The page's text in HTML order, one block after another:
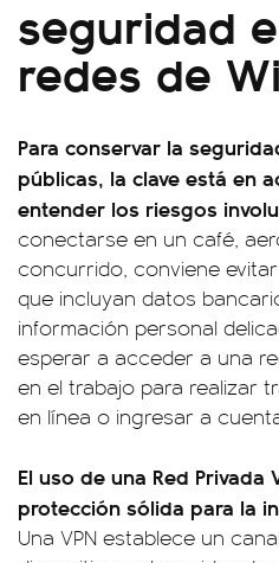
seguridad
redes de
Para conservar la
públicas, la clave está en
entender los riesgos
conectarse en un café,
concurrido, conviene
que incluyan datos
información personal
esperar a acceder a una
en el trabajo para realizar
en línea o ingresar a
El uso de una Red Privada
protección sólida para la
Una VPN establece un